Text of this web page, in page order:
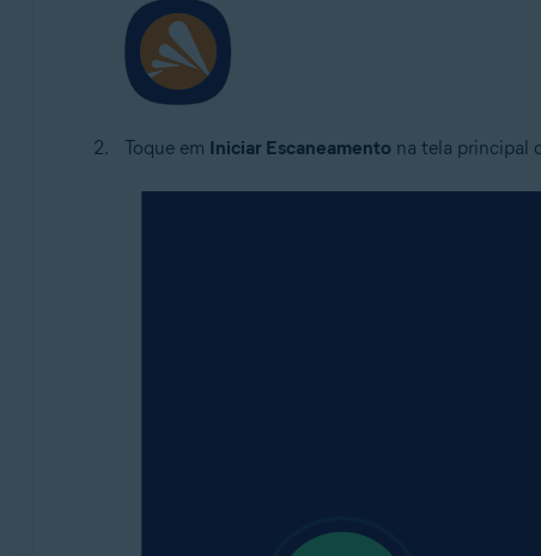
Toque em Iniciar Escaneamento na tela principal